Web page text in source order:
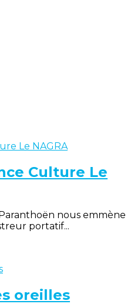
Culture Le
nous emmène
portatif...
oreilles